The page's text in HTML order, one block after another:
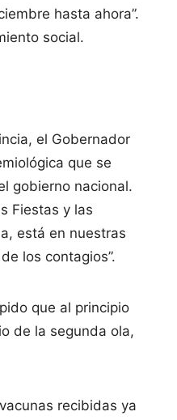
hasta ahora”.
social.
el Gobernador
que se
gobierno nacional.
Fiestas y las
está en nuestras
los contagios”.
que al principio
de la segunda ola,
recibidas ya